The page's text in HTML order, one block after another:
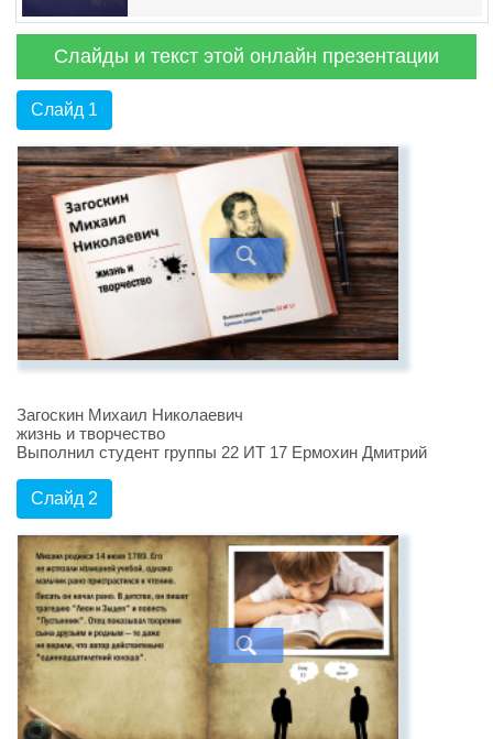
Слайды и текст этой онлайн презентации
Слайд 1
Загоскин Михаил Николаевич
жизнь и творчество
Выполнил студент группы 22 ИТ 17 Ермохин Дмитрий
Слайд 2